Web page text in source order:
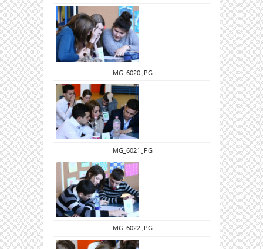
IMG_6020.JPG
IMG_6021.JPG
IMG_6022.JPG